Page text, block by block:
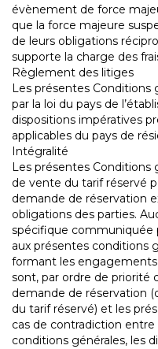
évènement de force
que la force majeure
de leurs obligations
supporte la charge des
Règlement des litiges
Les présentes
par la loi du pays de
dispositions impératives
applicables du pays de
Intégralité
Les présentes Conditions
de vente du tarif réservé
demande de réservation
obligations des parties.
spécifique communiquée
aux présentes conditions
formant les
sont, par ordre de priorité
demande de réservation
du tarif réservé) et les
cas de contradiction
conditions générales, les